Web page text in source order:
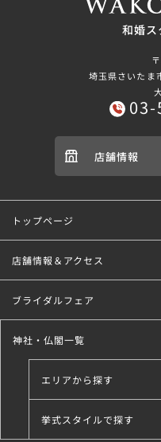
和婚
埼玉県さいたま
店舗情報
トップページ
店舗情報＆アクセス
ブライダルフェア
神社・仏閣一覧
エリアから探す
挙式スタイルで探す